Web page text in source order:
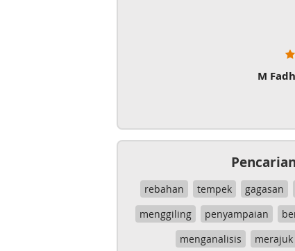
M
rebahan tempek gagasan
menggiling
penyampaian
menganalisis
merajuk